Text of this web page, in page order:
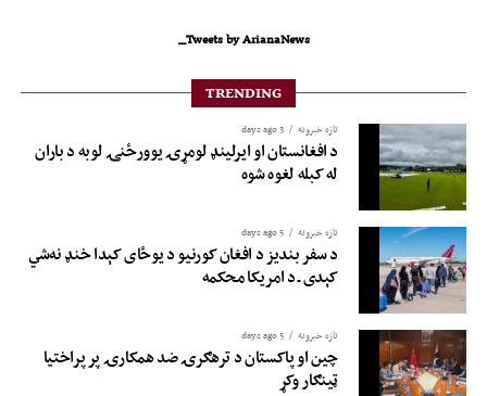
Tweets by ArianaNews_
TRENDING
تازه خبرونه 3 days ago
د افغانستان او ایرلینډ لومړۍ یوورځنۍ لوبه د باران
له کبله لغوه شوه
تازه خبرونه 5 days ago
د سفر بندیز د افغان کورنیو د یوځای کېدا خنډ نه‌شي
کېدی ـ د امریکا محکمه
تازه خبرونه 5 days ago
چین او پاکستان د ترهګرۍ ضد همکارۍ پر پراختیا
ټینګار وکړ